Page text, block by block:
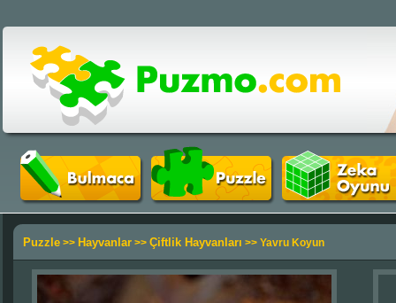
Puzzle >> Hayvanlar >> Çiftlik Hayvanları >> Yavru Koyun